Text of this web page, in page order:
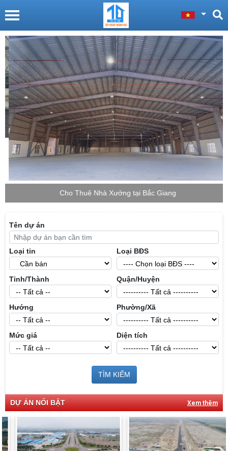
Cho Thuê Nhà Xưởng tại Bắc Giang
Tên dự án
Loại tin Loại BĐS
Tỉnh/Thành Quận/Huyện
Hướng Phường/Xã
Mức giá Diện tích
TÌM KIẾM
DỰ ÁN NỔI BẬT Xem thêm